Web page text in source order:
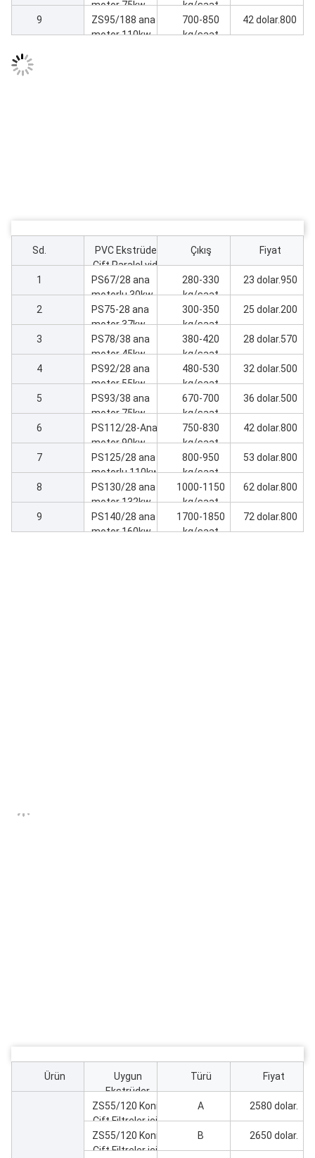
makinesi
motor 75kw
Ekstrüder
makine
kg/saat
9
ZS95/188 ana
motor 110kw
700-850
kg/saat
42 dolar.800
Sd.
PVC Ekstrüder
Çift Paralel vida
Ekstrüder
Çıkış Fiyat
1
PS67/28 ana
motorlu 30kw
Ekstrüder
makinesi
280-330
kg/saat
23 dolar.950
2
PS75-28 ana
motor 37kw
Ekstrüder
makine
300-350
kg/saat
25 dolar.200
3
PS78/38 ana
motor 45kw
Ekstrüder
makine
380-420
kg/saat
28 dolar.570
4
PS92/28 ana
motor 55kw
Ekstrüder
makine
480-530
kg/saat
32 dolar.500
5
PS93/38 ana
motor 75kw
Ekstrüder
makine
670-700
kg/saat
36 dolar.500
6
PS112/28-Ana
motor 90kw
Ekstrüder
makine
750-830
kg/saat
42 dolar.800
7
PS125/28 ana
motorlu 110kw
Ekstrüder
makine
800-950
kg/saat
53 dolar.800
8
PS130/28 ana
motor 132kw
Ekstrüder
makine
1000-1150
kg/saat
62 dolar.800
9
PS140/28 ana
motor 160kw
1700-1850
kg/saat
72 dolar.800
Ürün
Uygun
Ekstrüder
Türü Fiyat
ZS55/120 Konik
Çift Filtreler için
A 2580 dolar.
ZS55/120 Konik
Çift Filtreler için
B 2650 dolar.